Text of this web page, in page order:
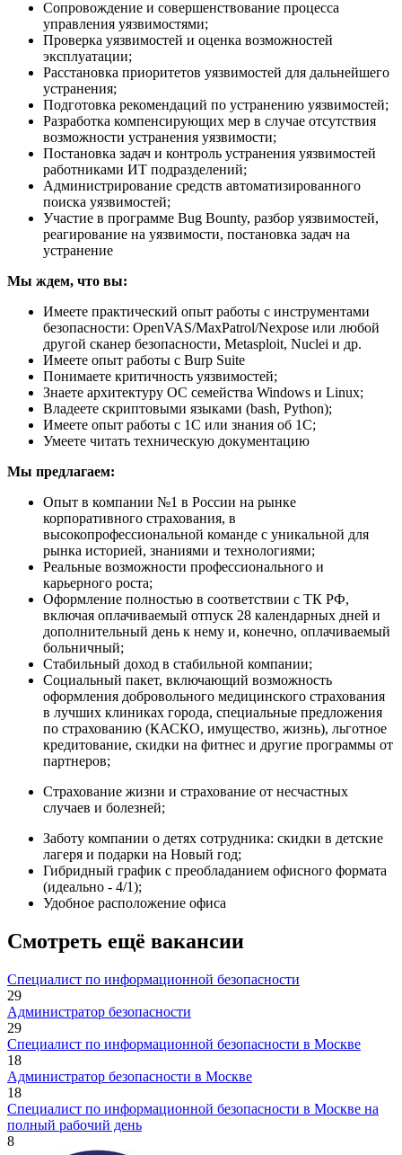
Сопровождение и совершенствование процесса
управления уязвимостями;
Проверка уязвимостей и оценка возможностей
эксплуатации;
Расстановка приоритетов уязвимостей для дальнейшего
устранения;
Подготовка рекомендаций по устранению уязвимостей;
Разработка компенсирующих мер в случае отсутствия
возможности устранения уязвимости;
Постановка задач и контроль устранения уязвимостей
работниками ИТ подразделений;
Администрирование средств автоматизированного
поиска уязвимостей;
Участие в программе Bug Bounty, разбор уязвимостей,
реагирование на уязвимости, постановка задач на
устранение
Мы ждем, что вы:
Имеете практический опыт работы с инструментами
безопасности: OpenVAS/MaxPatrol/Nexpose или любой
другой сканер безопасности, Metasploit, Nuclei и др.
Имеете опыт работы с Burp Suite
Понимаете критичность уязвимостей;
Знаете архитектуру ОС семейства Windows и Linux;
Владеете скриптовыми языками (bash, Python);
Имеете опыт работы с 1С или знания об 1С;
Умеете читать техническую документацию
Мы предлагаем:
Опыт в компании №1 в России на рынке
корпоративного страхования, в
высокопрофессиональной команде с уникальной для
рынка историей, знаниями и технологиями;
Реальные возможности профессионального и
карьерного роста;
Оформление полностью в соответствии с ТК РФ,
включая оплачиваемый отпуск 28 календарных дней и
дополнительный день к нему и, конечно, оплачиваемый
больничный;
Стабильный доход в стабильной компании;
Социальный пакет, включающий возможность
оформления добровольного медицинского страхования
в лучших клиниках города, специальные предложения
по страхованию (КАСКО, имущество, жизнь), льготное
кредитование, скидки на фитнес и другие программы от
партнеров;
Страхование жизни и страхование от несчастных
случаев и болезней;
Заботу компании о детях сотрудника: скидки в детские
лагеря и подарки на Новый год;
Гибридный график с преобладанием офисного формата
(идеально - 4/1);
Удобное расположение офиса
Смотреть ещё вакансии
Специалист по информационной безопасности
29
Администратор безопасности
29
Специалист по информационной безопасности в Москве
18
Администратор безопасности в Москве
18
Специалист по информационной безопасности в Москве на
полный рабочий день
8